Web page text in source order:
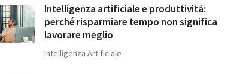
Intelligenza artificiale e produttività:
perché risparmiare tempo non significa
lavorare meglio
Intelligenza Artificiale